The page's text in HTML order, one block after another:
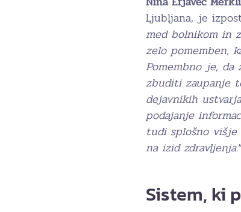
Ljubljana, je
med bolnikom in
zelo pomemben,
Pomembno je,
zbuditi zaupanje
dejavnikih
podajanje
tudi splošno višje
na izid zdravljenja.“
Sistem, ki